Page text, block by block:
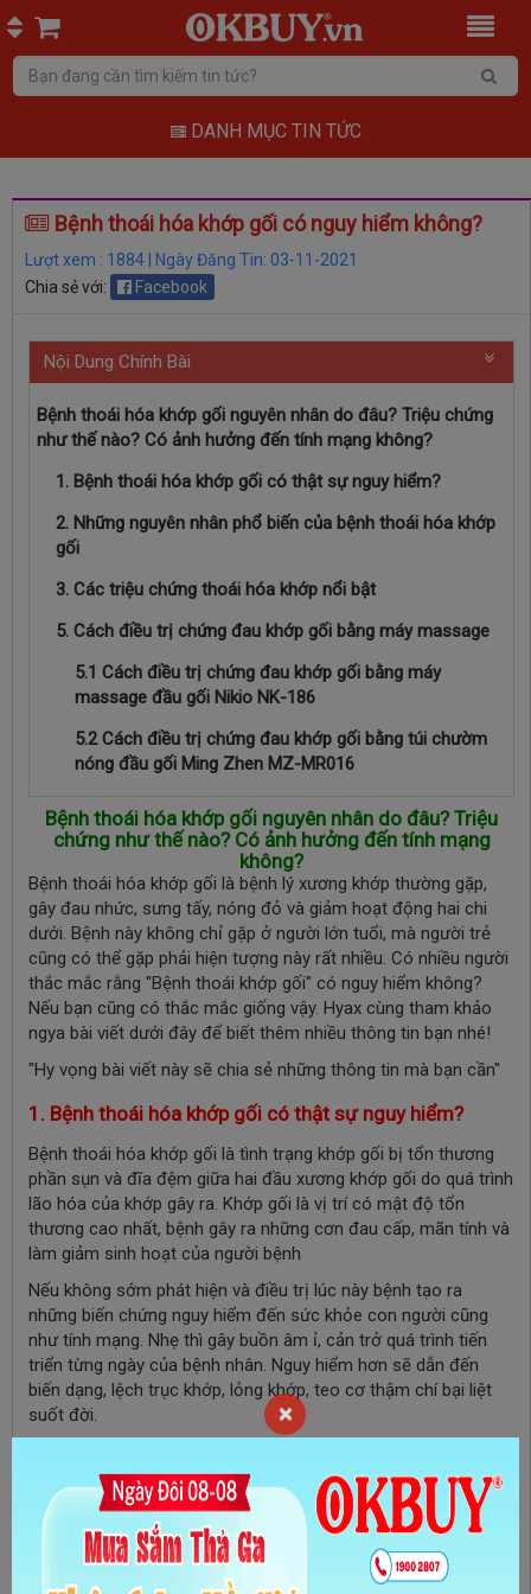
DANH MỤC TIN TỨC
Bệnh thoái hóa khớp gối có nguy hiểm không?
Lượt xem : 1884 | Ngày Đăng Tin: 03-11-2021
Chia sẻ với:
Facebook
Nội Dung Chính Bài
Bệnh thoái hóa khớp gối nguyên nhân do đâu? Triệu chứng
như thế nào? Có ảnh hưởng đến tính mạng không?
1. Bệnh thoái hóa khớp gối có thật sự nguy hiểm?
2. Những nguyên nhân phổ biến của bệnh thoái hóa khớp
gối
3. Các triệu chứng thoái hóa khớp nổi bật
5. Cách điều trị chứng đau khớp gối bằng máy massage
5.1 Cách điều trị chứng đau khớp gối bằng máy
massage đầu gối Nikio NK-186
5.2 Cách điều trị chứng đau khớp gối bằng túi chườm
nóng đầu gối Ming Zhen MZ-MR016
Bệnh thoái hóa khớp gối nguyên nhân do đâu? Triệu
chứng như thế nào? Có ảnh hưởng đến tính mạng
không?
Bệnh thoái hóa khớp gối là bệnh lý xương khớp thường gặp,
gây đau nhức, sưng tấy, nóng đỏ và giảm hoạt động hai chi
dưới. Bệnh này không chỉ gặp ở người lớn tuổi, mà người trẻ
cũng có thể gặp phải hiện tượng này rất nhiều. Có nhiều người
thắc mắc rằng "Bệnh thoái khớp gối" có nguy hiểm không?
Nếu bạn cũng có thắc mắc giống vậy. Hyax cùng tham khảo
ngya bài viết dưới đây để biết thêm nhiều thông tin bạn nhé!
"Hy vọng bài viết này sẽ chia sẻ những thông tin mà bạn cần"
1. Bệnh thoái hóa khớp gối có thật sự nguy hiểm?
Bệnh thoái hóa khớp gối là tình trạng khớp gối bị tổn thương
phần sụn và đĩa đệm giữa hai đầu xương khớp gối do quá trình
lão hóa của khớp gây ra. Khớp gối là vị trí có mật độ tổn
thương cao nhất, bệnh gây ra những cơn đau cấp, mãn tính và
làm giảm sinh hoạt của người bệnh
Nếu không sớm phát hiện và điều trị lúc này bệnh tạo ra
những biến chứng nguy hiểm đến sức khỏe con người cũng
như tính mạng. Nhẹ thì gây buồn âm ỉ, cản trở quá trình tiến
triển từng ngày của bệnh nhân. Nguy hiểm hơn sẽ dẫn đến
biến dạng, lệch trục khớp, lỏng khớp, teo cơ thậm chí bại liệt
suốt đời.
dứt điểm, tuy nhiên, người bệnh cần chú ý đến nguyên nhân,
triệu chứng của bệnh để thăm khám, có phác đồ điều trị dứt
điểm để nâng cao hiệu quả điều trị.
>>> THAM KHẢO THÊM:
×